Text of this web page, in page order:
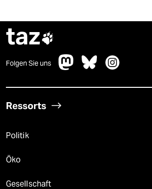
taz
Folgen Sie uns
Ressorts
Politik
Öko
Gesellschaft